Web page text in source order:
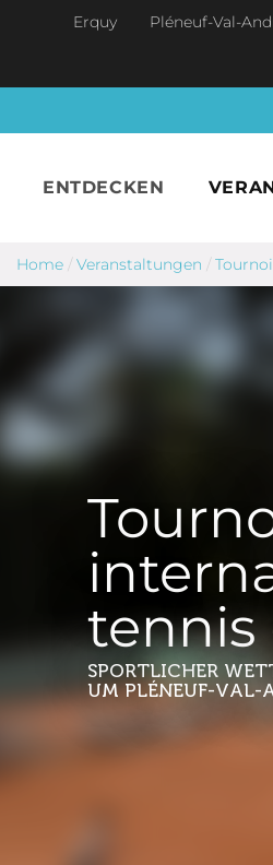
Skip to main content
Erquy Pléneuf-Val-
ENTDECKEN
Home / Veranstaltungen /
tennis
SPORTLICHER
UM PLÉNEUF-VAL-